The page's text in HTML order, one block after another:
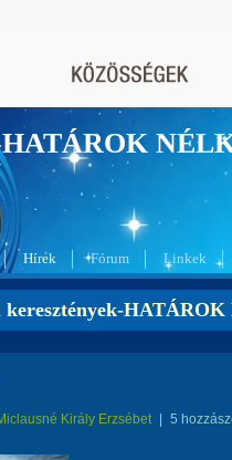
HATÁROK
Hírek Fórum Linkek
keresztények-
Király Erzsébet 5